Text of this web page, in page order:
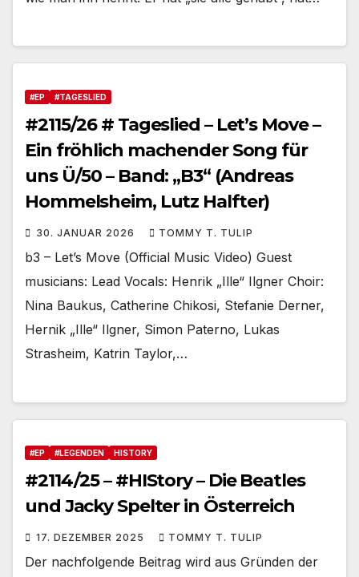
#EP #TAGESLIED
#2115/26 # Tageslied – Let’s Move –
Ein fröhlich machender Song für
uns Ü/50 – Band: „B3“ (Andreas
Hommelsheim, Lutz Halfter)
30. JANUAR 2026 TOMMY T. TULIP
b3 – Let’s Move (Official Music Video) Guest
musicians: Lead Vocals: Henrik „Ille“ Ilgner Choir:
Nina Baukus, Catherine Chikosi, Stefanie Derner,
Hernik „Ille“ Ilgner, Simon Paterno, Lukas
Strasheim, Katrin Taylor,…
#EP #LEGENDEN HISTORY
#2114/25 – #HIStory – Die Beatles
und Jacky Spelter in Österreich
17. DEZEMBER 2025 TOMMY T. TULIP
Der nachfolgende Beitrag wird aus Gründen der